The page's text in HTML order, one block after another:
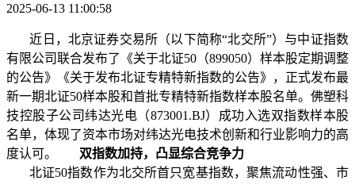
2025-06-13 11:00:58
近日，北京证券交易所（以下简称“北交所”）与中证指数
有限公司联合发布了《关于北证50（899050）样本股定期调整
的公告》《关于发布北证专精特新指数的公告》，正式发布最
新一期北证50样本股和首批专精特新指数样本股名单。佛塑科
技控股子公司纬达光电（873001.BJ）成功入选双指数样本股
名单，体现了资本市场对纬达光电技术创新和行业影响力的高
度认可。
双指数加持，凸显综合竞争力
北证50指数作为北交所首只宽基指数，聚焦流动性强、市